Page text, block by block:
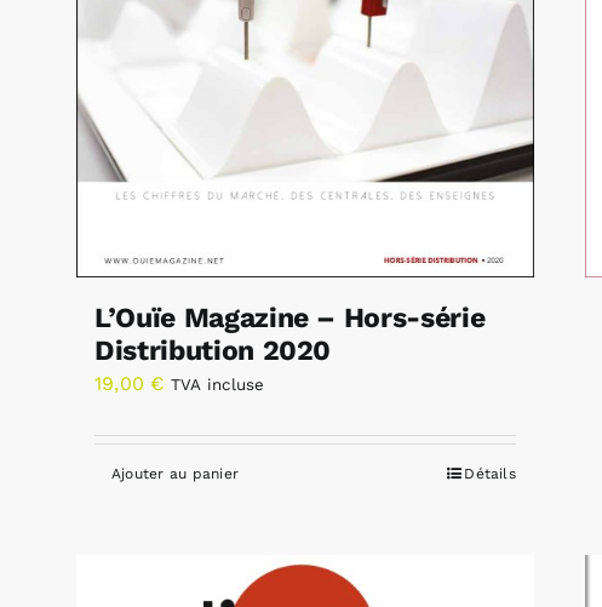
L’Ouïe Magazine – Hors-série
Distribution 2020
19,00 € TVA incluse
Ajouter au panier Détails